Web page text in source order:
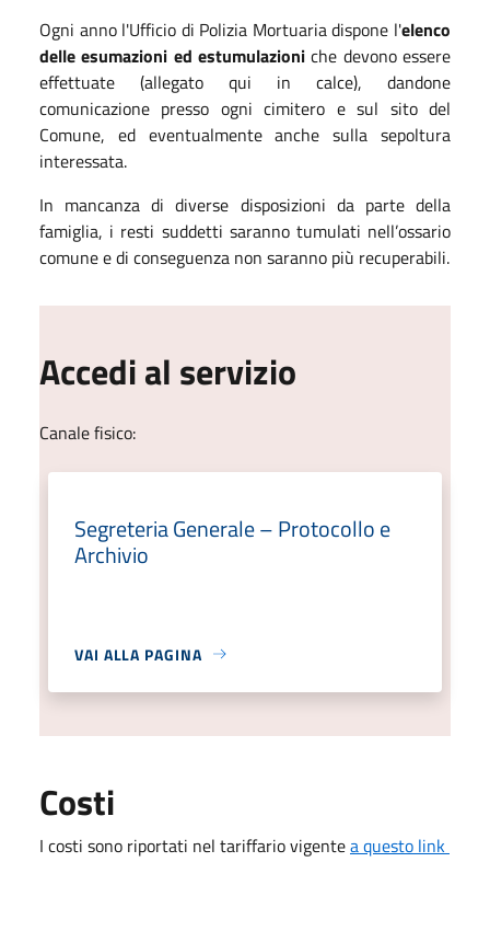
Ogni anno l'Ufficio di Polizia Mortuaria dispone l'elenco
delle esumazioni ed estumulazioniche devono essere
effettuate (allegato qui in calce), dandone
comunicazione presso ogni cimitero e sul sito del
Comune, ed eventualmente anche sulla sepoltura
interessata.
In mancanza di diverse disposizioni da parte della
famiglia, i resti suddetti saranno tumulati nell’ossario
comune e di conseguenza non saranno più recuperabili.
Accedi al servizio
Canale fisico:
Segreteria Generale – Protocollo e
Archivio
VAI ALLA PAGINA
Costi
I costi sono riportati nel tariffario vigentea questo link